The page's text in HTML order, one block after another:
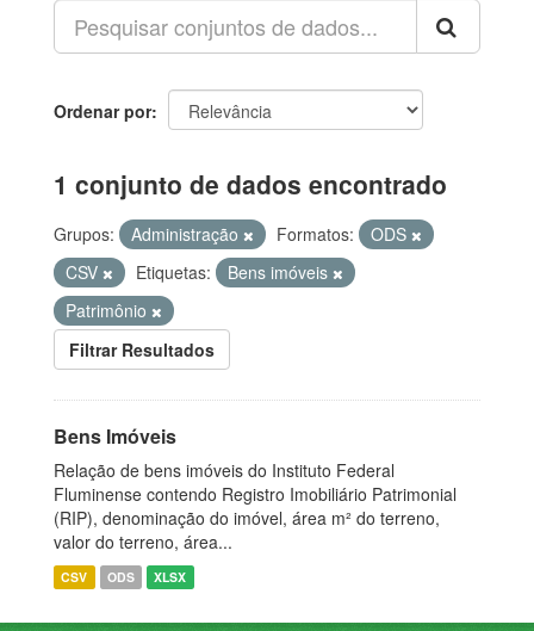
Ordenar por
1 conjunto de dados encontrado
Grupos: Administração Formatos:
ODS
CSV
Etiquetas:
Bens imóveis
Patrimônio
Filtrar Resultados
Bens Imóveis
Relação de bens imóveis do Instituto Federal
Fluminense contendo Registro Imobiliário Patrimonial
(RIP), denominação do imóvel, área m² do terreno,
valor do terreno, área...
CSV ODS XLSX